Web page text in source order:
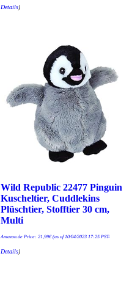
Details)
Wild Republic 22477 Pinguin
Kuscheltier, Cuddlekins
Plüschtier, Stofftier 30 cm,
Multi
Amazon.de Price: 21,99€(as of 10/04/2023 17:25 PST-
Details)